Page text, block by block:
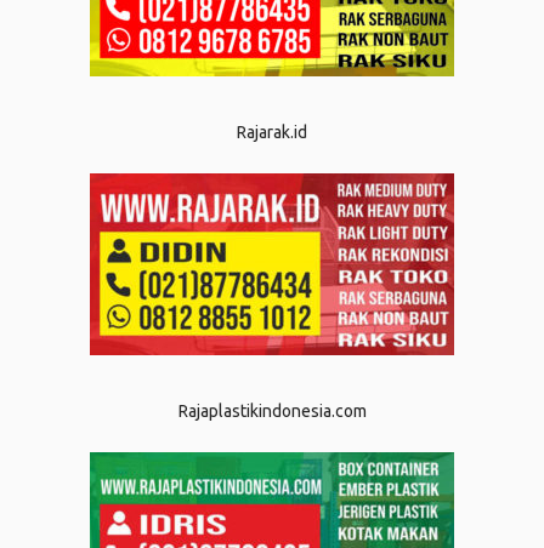
Rajarak.id
Rajaplastikindonesia.com